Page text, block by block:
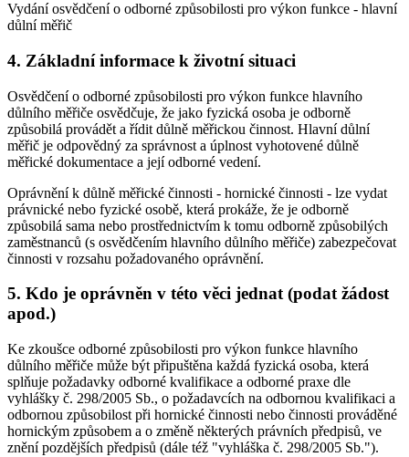
Vydání osvědčení o odborné způsobilosti pro výkon funkce - hlavní
důlní měřič
4. Základní informace k životní situaci
Osvědčení o odborné způsobilosti pro výkon funkce hlavního
důlního měřiče osvědčuje, že jako fyzická osoba je odborně
způsobilá provádět a řídit důlně měřickou činnost. Hlavní důlní
měřič je odpovědný za správnost a úplnost vyhotovené důlně
měřické dokumentace a její odborné vedení.
Oprávnění k důlně měřické činnosti - hornické činnosti - lze vydat
právnické nebo fyzické osobě, která prokáže, že je odborně
způsobilá sama nebo prostřednictvím k tomu odborně způsobilých
zaměstnanců (s osvědčením hlavního důlního měřiče) zabezpečovat
činnosti v rozsahu požadovaného oprávnění.
5. Kdo je oprávněn v této věci jednat (podat žádost
apod.)
Ke zkoušce odborné způsobilosti pro výkon funkce hlavního
důlního měřiče může být připuštěna každá fyzická osoba, která
splňuje požadavky odborné kvalifikace a odborné praxe dle
vyhlášky č. 298/2005 Sb., o požadavcích na odbornou kvalifikaci a
odbornou způsobilost při hornické činnosti nebo činnosti prováděné
hornickým způsobem a o změně některých právních předpisů, ve
znění pozdějších předpisů (dále též "vyhláška č. 298/2005 Sb.").